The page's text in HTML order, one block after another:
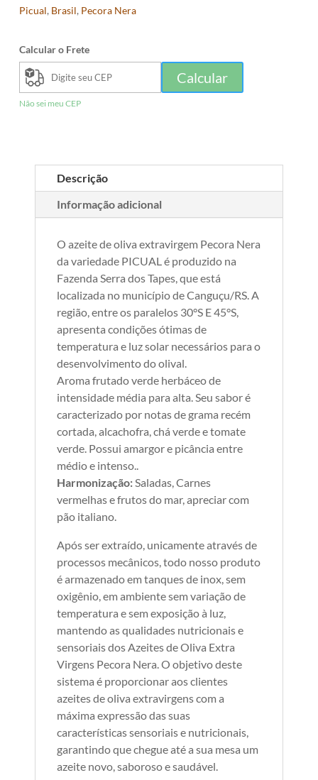
Picual, Brasil, Pecora Nera
Calcular o Frete
Calcular
Não sei meu CEP
Descrição
Informação adicional
O azeite de oliva extravirgem Pecora Nera
da variedade PICUAL é produzido na
Fazenda Serra dos Tapes, que está
localizada no município de Canguçu/RS. A
região, entre os paralelos 30°S E 45°S,
apresenta condições ótimas de
temperatura e luz solar necessários para o
desenvolvimento do olival.
Aroma frutado verde herbáceo de
intensidade média para alta. Seu sabor é
caracterizado por notas de grama recém
cortada, alcachofra, chá verde e tomate
verde. Possui amargor e picância entre
médio e intenso..
Harmonização:Saladas, Carnes
vermelhas e frutos do mar, apreciar com
pão italiano.
Após ser extraído, unicamente através de
processos mecânicos, todo nosso produto
é armazenado em tanques de inox, sem
oxigênio, em ambiente sem variação de
temperatura e sem exposição à luz,
mantendo as qualidades nutricionais e
sensoriais dos Azeites de Oliva Extra
Virgens Pecora Nera. O objetivo deste
sistema é proporcionar aos clientes
azeites de oliva extravirgens com a
máxima expressão das suas
características sensoriais e nutricionais,
garantindo que chegue até a sua mesa um
azeite novo, saboroso e saudável.